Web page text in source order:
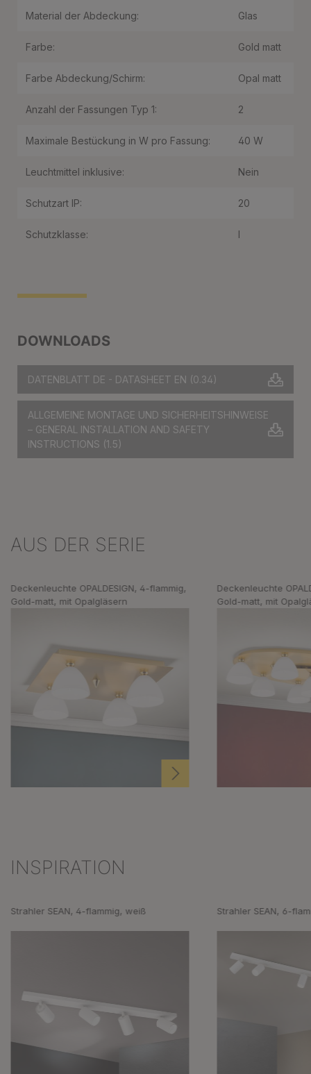
DOWNLOADS
DATENBLATT DE - DATASHEET EN (0.34)
ALLGEMEINE MONTAGE UND SICHERHEITSHINWEISE
– GENERAL INSTALLATION AND SAFETY
INSTRUCTIONS (1.5)
Material der Abdeckung: Glas
Farbe: Gold matt
Farbe Abdeckung/Schirm: Opal matt
Anzahl der Fassungen Typ 1: 2
Maximale Bestückung in W pro Fassung: 40 W
Leuchtmittel inklusive: Nein
Schutzart IP: 20
Schutzklasse: I
Produktgalerie überspringen
AUS DER SERIE
Deckenleuchte OPALDESIGN, 4-flammig,
Gold-matt, mit Opalgläsern
Deckenleuchte
Gold-matt, mit
Produktgalerie überspringen
INSPIRATION
Strahler SEAN, 4-flammig, weiß Strahler SEAN, 6-